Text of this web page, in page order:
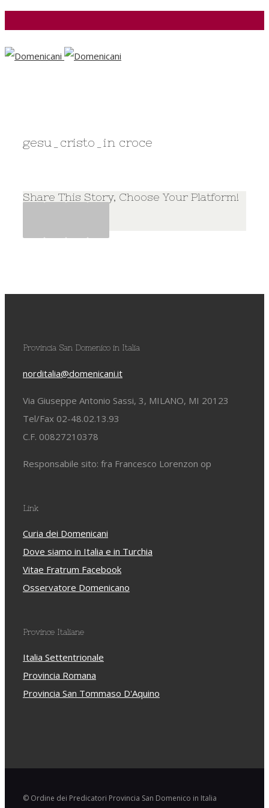
gesu_cristo_in croce
Share This Story, Choose Your Platform!
Provincia San Domenico in Italia
norditalia@domenicani.it
Via Giuseppe Antonio Sassi, 3, MILANO, MI 20123
Tel/Fax 02-48.02.13.93
C.F. 00827210378
Responsabile sito: fra Francesco Lorenzon op
Link
Curia dei Domenicani
Dove siamo in Italia e in Turchia
Vitae Fratrum Facebook
Osservatore Domenicano
Province Italiane
Italia Settentrionale
Provincia Romana
Provincia San Tommaso D'Aquino
© Ordine dei Predicatori Provincia San Domenico in Italia